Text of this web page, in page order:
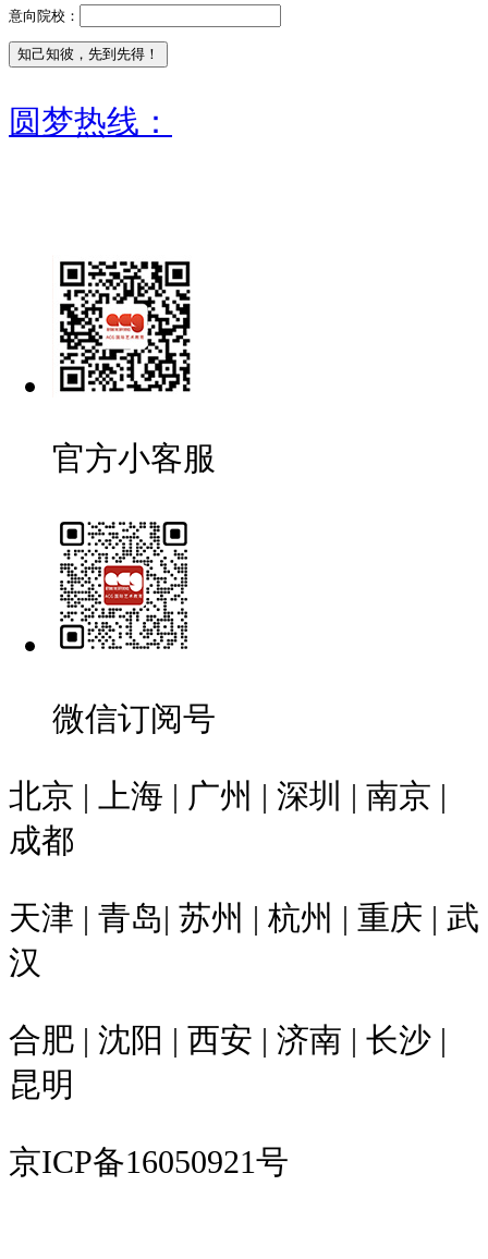
意向院校：
圆梦热线：
官方小客服
微信订阅号
北京 | 上海 | 广州 | 深圳 | 南京 |
成都
天津 | 青岛| 苏州 | 杭州 | 重庆 | 武
汉
合肥 | 沈阳 | 西安 | 济南 | 长沙 |
昆明
京ICP备16050921号